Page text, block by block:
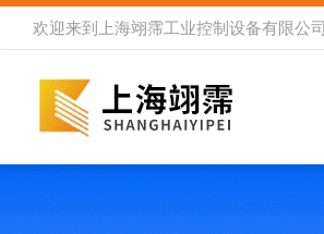
欢迎来到 上海翊霈工业控制设备有限公司